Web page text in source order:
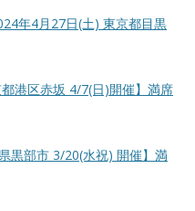
年4月27日(土) 東京都目黒
港区赤坂 4/7(日)開催】満席
黒部市 3/20(水祝) 開催】満